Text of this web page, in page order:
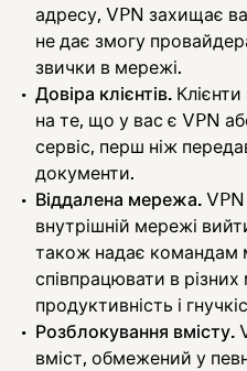
адресу, VPN захищає
не дає змогу
звички в мережі.
Довіра клієнтів.
на те, що у вас є VPN
сервіс, перш ніж
документи.
Віддалена мережа.
внутрішній мережі
також надає командам
співпрацювати в
продуктивність і
Розблокування вмісту.
вміст, обмежений у